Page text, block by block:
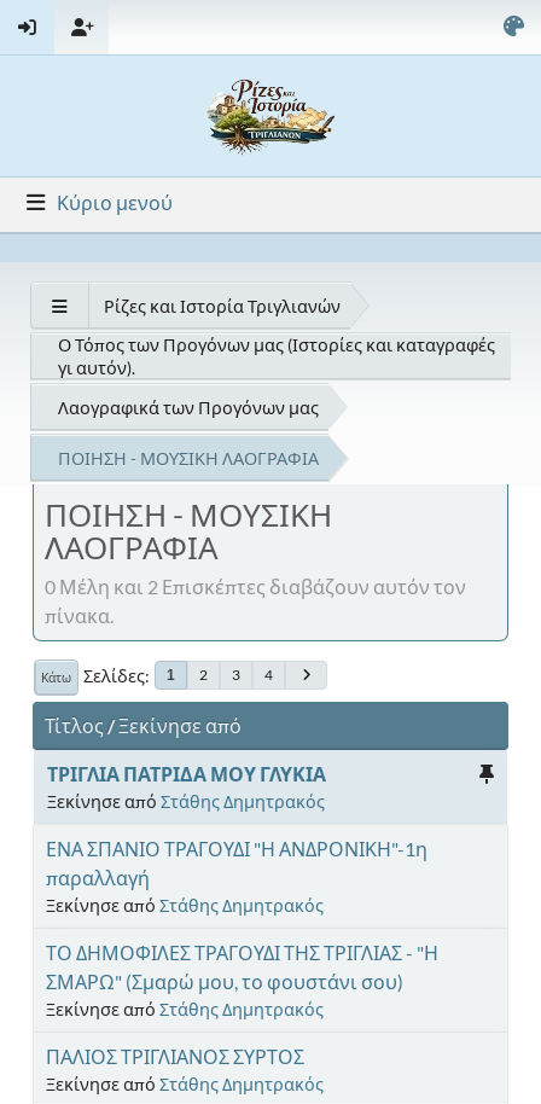
Κύριο μενού
Ρίζες και Ιστορία Τριγλιανών
Ο Τόπος των Προγόνων μας (Ιστορίες και καταγραφές
γι αυτόν).
Λαογραφικά των Προγόνων μας
ΠΟΙΗΣΗ - ΜΟΥΣΙΚΗ ΛΑΟΓΡΑΦΙΑ
ΠΟΙΗΣΗ - ΜΟΥΣΙΚΗ
ΛΑΟΓΡΑΦΙΑ
0 Μέλη και 2 Επισκέπτες διαβάζουν αυτόν τον
πίνακα.
Κάτω Σελίδες 1 2 3 4
Τίτλος/Ξεκίνησε από
ΤΡΙΓΛΙΑ ΠΑΤΡΙΔΑ ΜΟΥ ΓΛΥΚΙΑ
Ξεκίνησε από Στάθης Δημητρακός
ΕΝΑ ΣΠΑΝΙΟ ΤΡΑΓΟΥΔΙ "Η ΑΝΔΡΟΝΙΚΗ"-1η
παραλλαγή
Ξεκίνησε από Στάθης Δημητρακός
ΤΟ ΔΗΜΟΦΙΛΕΣ ΤΡΑΓΟΥΔΙ ΤΗΣ ΤΡΙΓΛΙΑΣ - "Η
ΣΜΑΡΩ" (Σμαρώ μου, το φουστάνι σου)
Ξεκίνησε από Στάθης Δημητρακός
ΠΑΛΙΟΣ ΤΡΙΓΛΙΑΝΟΣ ΣΥΡΤΟΣ
Ξεκίνησε από Στάθης Δημητρακός